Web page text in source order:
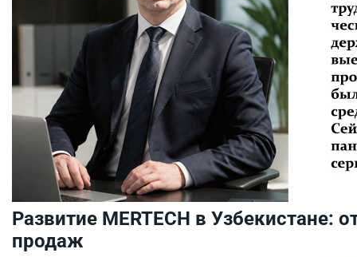
Развитие MERTECH в Узбекистане:
продаж